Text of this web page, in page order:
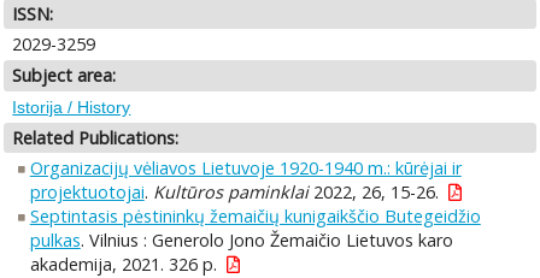
ISSN:
2029-3259
Subject area:
Istorija / History
Related Publications:
Organizacijų vėliavos Lietuvoje 1920-1940 m.: kūrėjai ir
projektuotojai. Kultūros paminklai2022, 26, 15-26.
Septintasis pėstininkų žemaičių kunigaikščio Butegeidžio
pulkas. Vilnius : Generolo Jono Žemaičio Lietuvos karo
akademija, 2021. 326 p.